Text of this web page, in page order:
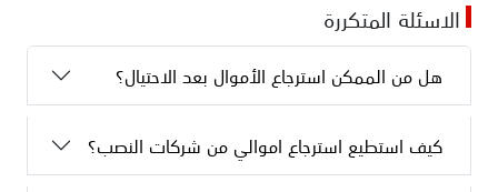
الاسئلة المتكررة
هل من الممكن استرجاع الأموال بعد الاحتيال؟
كيف استطيع استرجاع اموالي من شركات النصب؟